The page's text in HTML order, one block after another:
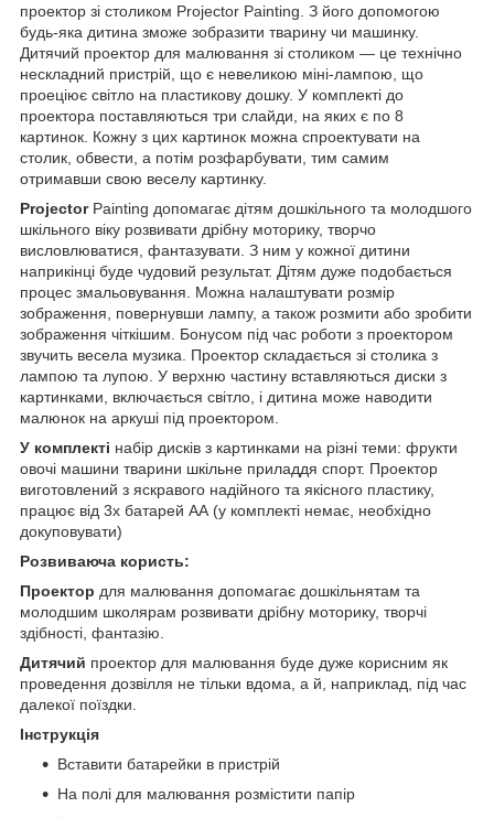
проектор зі столиком Projector Painting. З його допомогою
будь-яка дитина зможе зобразити тварину чи машинку.
Дитячий проектор для малювання зі столиком — це технічно
нескладний пристрій, що є невеликою міні-лампою, що
проеціює світло на пластикову дошку. У комплекті до
проектора поставляються три слайди, на яких є по 8
картинок. Кожну з цих картинок можна спроектувати на
столик, обвести, а потім розфарбувати, тим самим
отримавши свою веселу картинку.
Projector Painting допомагає дітям дошкільного та молодшого
шкільного віку розвивати дрібну моторику, творчо
висловлюватися, фантазувати. З ним у кожної дитини
наприкінці буде чудовий результат. Дітям дуже подобається
процес змальовування. Можна налаштувати розмір
зображення, повернувши лампу, а також розмити або зробити
зображення чіткішим. Бонусом під час роботи з проектором
звучить весела музика. Проектор складається зі столика з
лампою та лупою. У верхню частину вставляються диски з
картинками, включається світло, і дитина може наводити
малюнок на аркуші під проектором.
У комплекті набір дисків з картинками на різні теми: фрукти
овочі машини тварини шкільне приладдя спорт. Проектор
виготовлений з яскравого надійного та якісного пластику,
працює від 3х батарей АА (у комплекті немає, необхідно
докуповувати)
Розвиваюча користь:
Проектор для малювання допомагає дошкільнятам та
молодшим школярам розвивати дрібну моторику, творчі
здібності, фантазію.
Дитячий проектор для малювання буде дуже корисним як
проведення дозвілля не тільки вдома, а й, наприклад, під час
далекої поїздки.
Інструкція
Вставити батарейки в пристрій
На полі для малювання розмістити папір